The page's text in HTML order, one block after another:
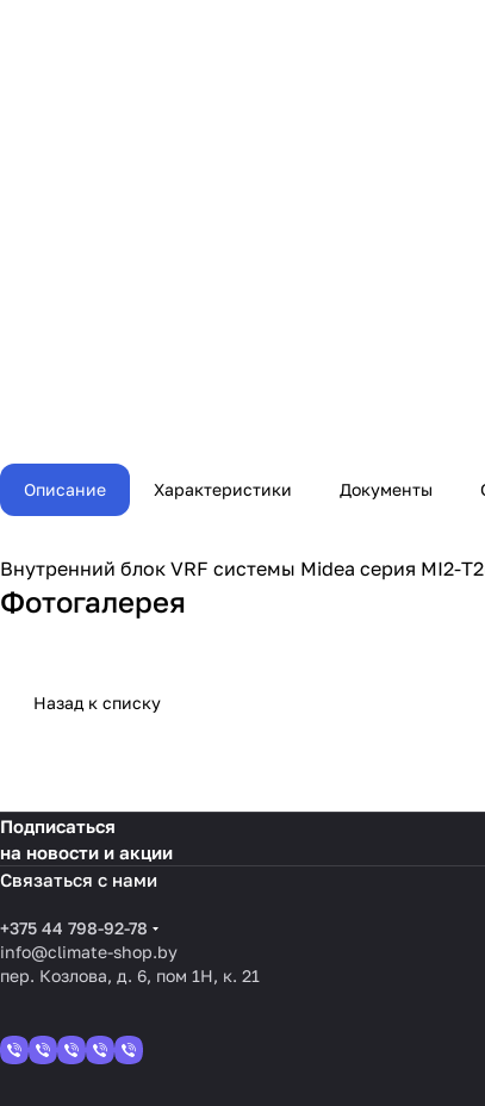
Описание Характеристики Документы
Внутренний блок VRF системы Midea серия MI2-
Фотогалерея
Назад к списку
Подписаться
на новости и акции
Связаться с нами
+375 44 798-92-78
info@climate-shop.by
пер. Козлова, д. 6, пом 1Н, к. 21